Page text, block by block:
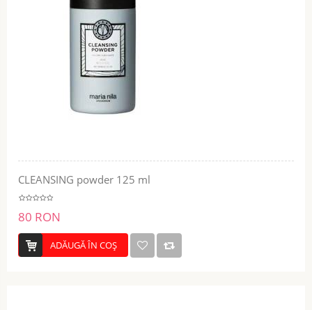
CLEANSING powder 125 ml
80 RON
ADĂUGĂ ÎN COŞ